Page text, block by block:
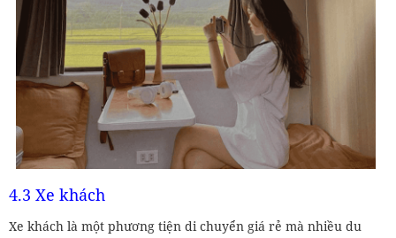
4.3 Xe khách
Xe khách là một phương tiện di chuyển giá rẻ mà nhiều du